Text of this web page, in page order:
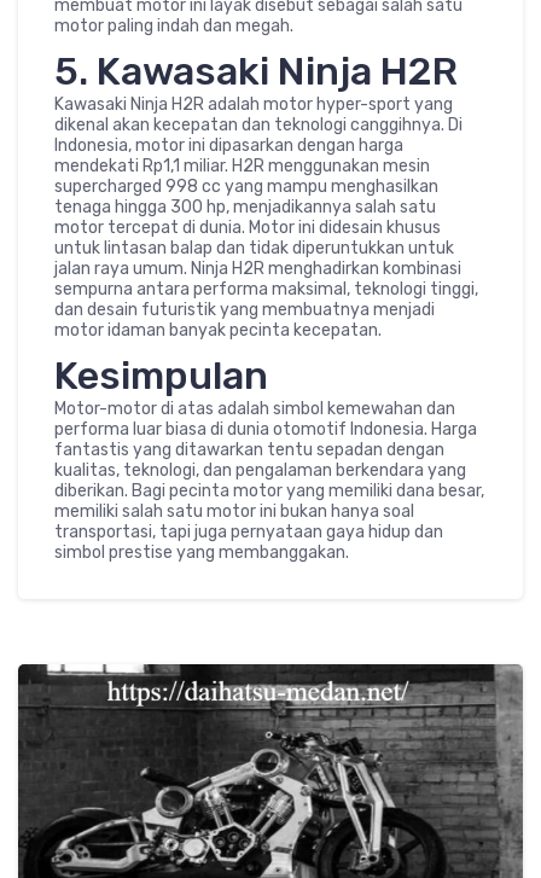
membuat motor ini layak disebut sebagai salah satu
motor paling indah dan megah.
5. Kawasaki Ninja H2R
Kawasaki Ninja H2R adalah motor hyper-sport yang
dikenal akan kecepatan dan teknologi canggihnya. Di
Indonesia, motor ini dipasarkan dengan harga
mendekati Rp1,1 miliar. H2R menggunakan mesin
supercharged 998 cc yang mampu menghasilkan
tenaga hingga 300 hp, menjadikannya salah satu
motor tercepat di dunia. Motor ini didesain khusus
untuk lintasan balap dan tidak diperuntukkan untuk
jalan raya umum. Ninja H2R menghadirkan kombinasi
sempurna antara performa maksimal, teknologi tinggi,
dan desain futuristik yang membuatnya menjadi
motor idaman banyak pecinta kecepatan.
Kesimpulan
Motor-motor di atas adalah simbol kemewahan dan
performa luar biasa di dunia otomotif Indonesia. Harga
fantastis yang ditawarkan tentu sepadan dengan
kualitas, teknologi, dan pengalaman berkendara yang
diberikan. Bagi pecinta motor yang memiliki dana besar,
memiliki salah satu motor ini bukan hanya soal
transportasi, tapi juga pernyataan gaya hidup dan
simbol prestise yang membanggakan.